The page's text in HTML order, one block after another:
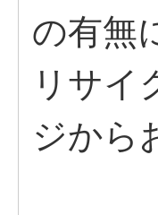
の有無
リサイ
ジから